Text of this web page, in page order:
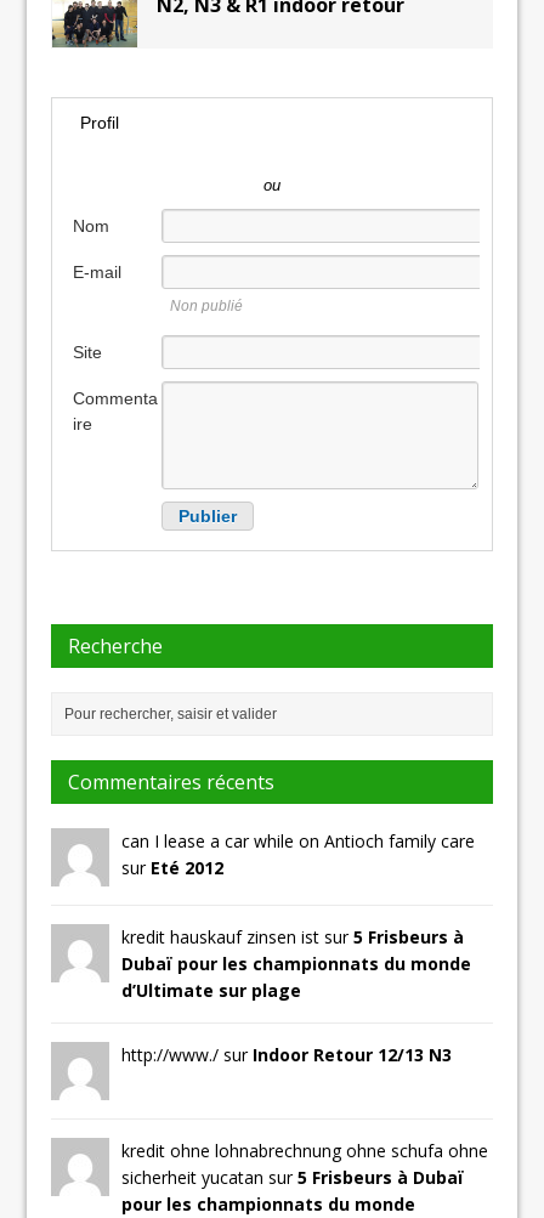
Profil
ou
Nom
E-mail
Non publié
Site
Commenta
ire
Recherche
Commentaires récents
can I lease a car while on Antioch family care
sur Eté 2012
kredit hauskauf zinsen ist sur5 Frisbeurs à
Dubaï pour les championnats du monde
d’Ultimate sur plage
http://www./ sur Indoor Retour 12/13 N3
kredit ohne lohnabrechnung ohne schufa ohne
sicherheit yucatan sur5 Frisbeurs à Dubaï
pour les championnats du monde